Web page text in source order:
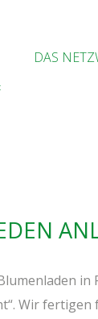
DAS
in
Wir